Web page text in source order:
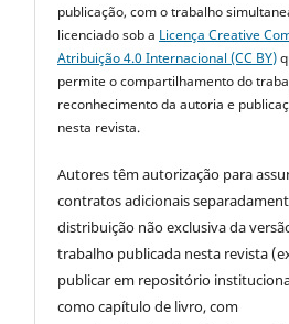
publicação, com o trabalho
licenciado sob a Licença Creative
Atribuição 4.0 Internacional (CC BY)
permite o compartilhamento do
reconhecimento da autoria e
nesta revista.
Autores têm autorização para
contratos adicionais
distribuição não exclusiva da
trabalho publicada nesta revista
publicar em repositório
como capítulo de livro, com